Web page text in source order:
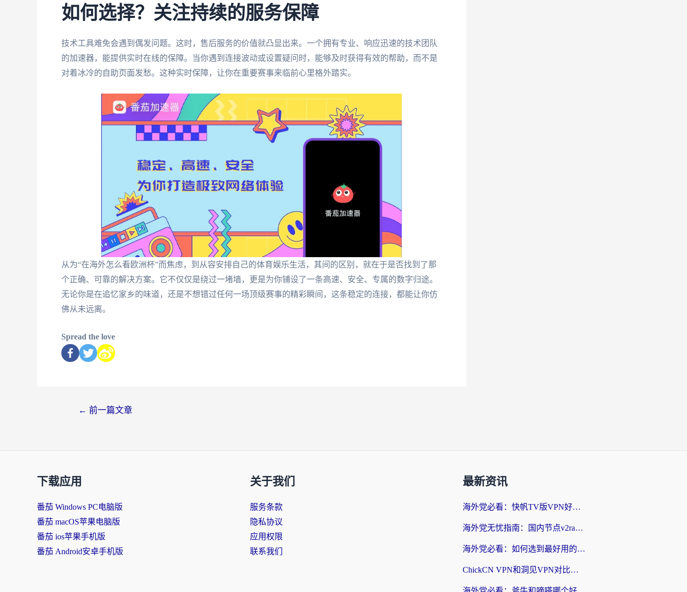
如何选择？关注持续的服务保障
技术工具难免会遇到偶发问题。这时，售后服务的价值就凸显出来。一个拥有专业、响应迅速的技术团队
的加速器，能提供实时在线的保障。当你遇到连接波动或设置疑问时，能够及时获得有效的帮助，而不是
对着冰冷的自助页面发愁。这种实时保障，让你在重要赛事来临前心里格外踏实。
从为“在海外怎么看欧洲杯”而焦虑，到从容安排自己的体育娱乐生活，其间的区别，就在于是否找到了那
个正确、可靠的解决方案。它不仅仅是绕过一堵墙，更是为你铺设了一条高速、安全、专属的数字归途。
无论你是在追忆家乡的味道，还是不想错过任何一场顶级赛事的精彩瞬间，这条稳定的连接，都能让你仿
佛从未远离。
Spread the love
← 前一篇文章
下载应用
番茄 Windows PC电脑版
番茄 macOS苹果电脑版
番茄 ios苹果手机版
番茄 Android安卓手机版
关于我们
服务条款
隐私协议
应用权限
联系我们
最新资讯
海外党必看：快帆TV版VPN好用吗？和快游VPN对比哪个回国效果更好？附实用避坑指南
海外党无忧指南：国内节点v2ray怎么选？一键回国VPN+多场景实测帮你避坑
海外党必看：如何选到最好用的回国加速器？从节点到售后的全维度指南
ChickCN VPN和洞见VPN对比哪个回国效果更好？海外党亲测3款加速器+避坑指南